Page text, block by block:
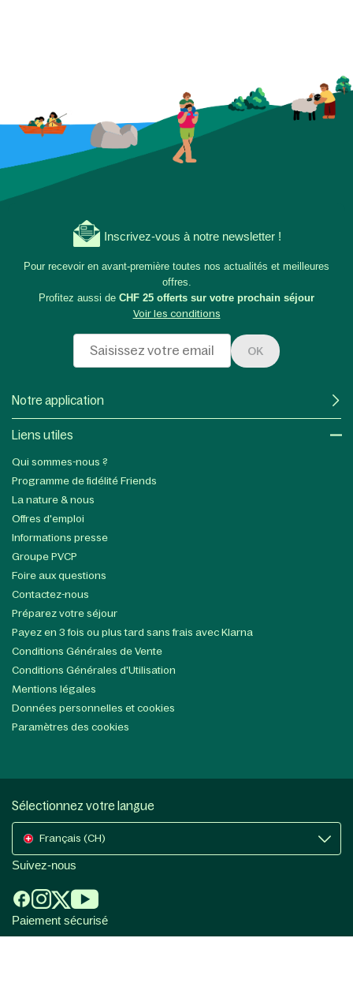
Inscrivez-vous à notre newsletter !
Pour recevoir en avant-première toutes nos actualités et meilleures
offres.
Profitez aussi de CHF 25 offerts sur votre prochain séjour
Voir les conditions
OK
Notre application
Liens utiles​
Qui sommes-nous ?
Programme de fidélité Friends
La nature & nous
Offres d'emploi
Informations presse
Groupe PVCP
Foire aux questions
Contactez-nous
Préparez votre séjour
Payez en 3 fois ou plus tard sans frais avec Klarna
Conditions Générales de Vente
Conditions Générales d'Utilisation
Mentions légales
Données personnelles et cookies
Paramètres des cookies
Sélectionnez votre langue
Français (CH)
Suivez-nous
Paiement sécurisé